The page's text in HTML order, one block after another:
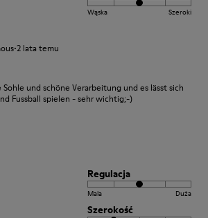
Wąska Szeroki
·2 lata temu
und schöne Verarbeitung und es lässt sich
Fussball spielen - sehr wichtig;-)
Regulacja
Mala Duża
Szerokość